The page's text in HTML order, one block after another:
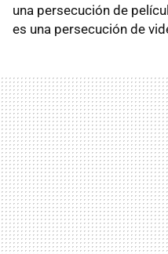
una persecución de
es una persecución de